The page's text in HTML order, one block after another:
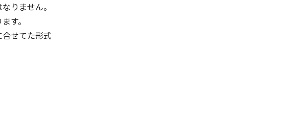
りません。
す。
せてた形式